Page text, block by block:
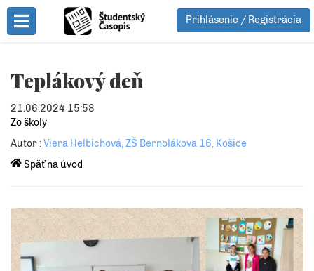
Toggle Menu
Prihlásenie / Registrácia
Teplákový deň
21.06.2024 15:58
Zo školy
Autor :Viera Helbichová, ZŠ Bernolákova 16, Košice
Späť na úvod